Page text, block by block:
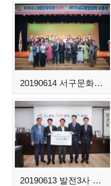
20190614 서구문화대학 수료식
20190613 발전3사 사회공헌 기금 전달식